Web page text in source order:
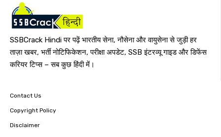
SSBCrack Hindi पर पढ़ें भारतीय सेना, नौसेना और वायुसेना से जुड़ी हर
ताज़ा खबर, भर्ती नोटिफिकेशन, परीक्षा अपडेट, SSB इंटरव्यू गाइड और डिफेंस
करियर टिप्स – सब कुछ हिंदी में।
Contact Us
Copyright Policy
Disclaimer